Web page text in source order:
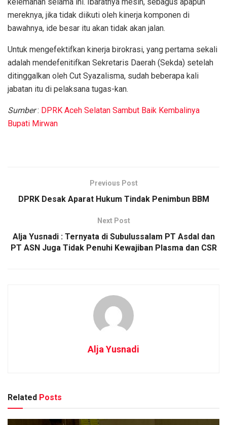
mereknya, jika tidak diikuti oleh kinerja komponen di
bawahnya, ide besar itu akan tidak akan jalan.
Untuk mengefektifkan kinerja birokrasi, yang pertama sekali
adalah mendefenitifkan Sekretaris Daerah (Sekda) setelah
ditinggalkan oleh Cut Syazalisma, sudah beberapa kali
jabatan itu di pelaksana tugas-kan.
Sumber: DPRK Aceh Selatan Sambut Baik Kembalinya
Bupati Mirwan
Previous Post
DPRK Desak Aparat Hukum Tindak Penimbun BBM
Next Post
Alja Yusnadi : Ternyata di Subulussalam PT Asdal dan
PT ASN Juga Tidak Penuhi Kewajiban Plasma dan CSR
Alja Yusnadi
Related Posts